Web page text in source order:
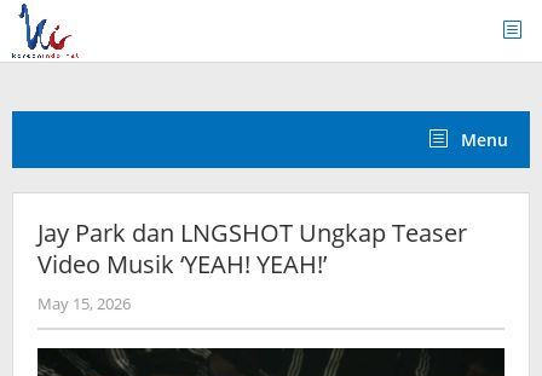
Skip
content
Menu
Jay Park dan LNGSHOT Ungkap Teaser
Video Musik ‘YEAH! YEAH!’
May 15, 2026by
wndwnrt